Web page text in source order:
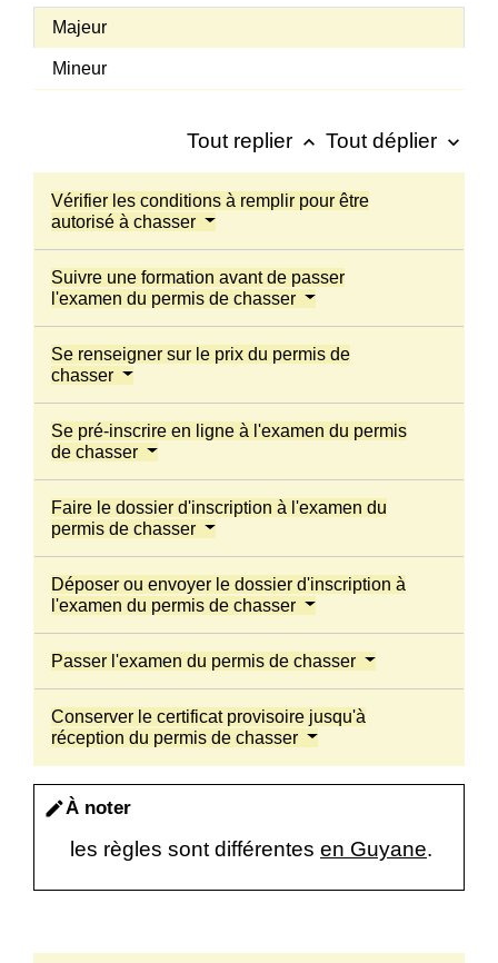
Majeur
Mineur
Tout replier keyboard_arrow_up Tout déplier keyboard_arrow_down
Vérifier les conditions à remplir pour être
autorisé à chasser
Suivre une formation avant de passer
l'examen du permis de chasser
Se renseigner sur le prix du permis de
chasser
Se pré-inscrire en ligne à l'examen du permis
de chasser
Faire le dossier d'inscription à l'examen du
permis de chasser
Déposer ou envoyer le dossier d'inscription à
l'examen du permis de chasser
Passer l'examen du permis de chasser
Conserver le certificat provisoire jusqu'à
réception du permis de chasser
editÀ noter
les règles sont différentes en Guyane.